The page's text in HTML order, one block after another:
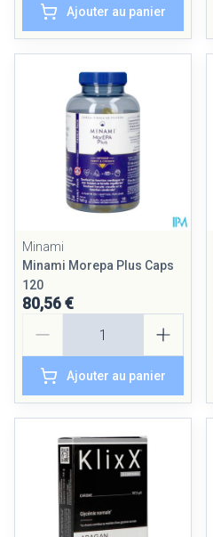
Ajouter au panier
Minami
Minami Morepa Plus Caps
120
80,56 €
Ajouter au panier